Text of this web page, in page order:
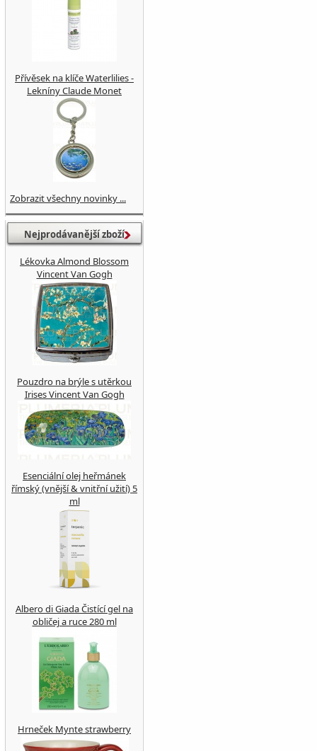
Přívěsek na klíče Waterlilies -
Lekníny Claude Monet
Zobrazit všechny novinky ...
Nejprodávanější zboží
Lékovka Almond Blossom
Vincent Van Gogh
Pouzdro na brýle s utěrkou
Irises Vincent Van Gogh
Esenciální olej heřmánek
římský (vnější & vnitřní užití) 5
ml
Albero di Giada Čistící gel na
obličej a ruce 280 ml
Hrneček Mynte strawberry